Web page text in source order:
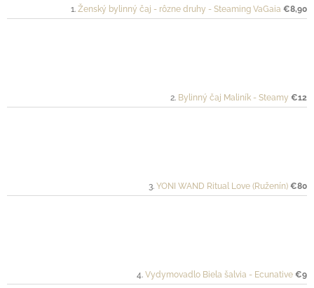
Ženský bylinný čaj - rôzne druhy - Steaming VaGaia €8,90
Bylinný čaj Maliník - Steamy €12
YONI WAND Ritual Love (Ruženín) €80
Vydymovadlo Biela šalvia - Ecunative €9